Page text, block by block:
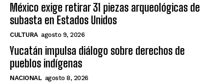
México exige retirar 31 piezas arqueológicas de
subasta en Estados Unidos
CULTURA agosto 9, 2026
Yucatán impulsa diálogo sobre derechos de
pueblos indígenas
NACIONAL agosto 8, 2026